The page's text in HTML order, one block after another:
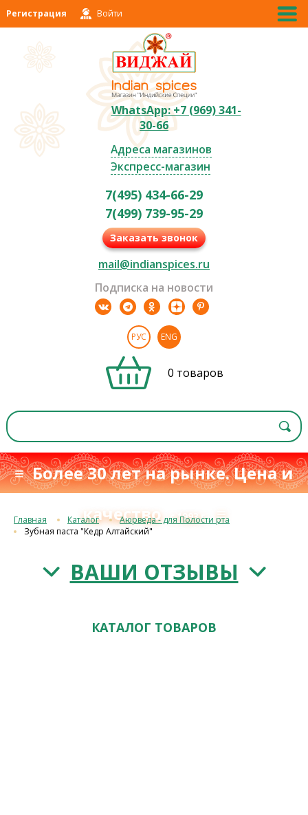
Регистрация Войти
WhatsApp: +7 (969) 341-
30-66
Адреса магазинов
Экспресс-магазин
7(495) 434-66-29
7(499) 739-95-29
Заказать звонок
mail@indianspices.ru
Подписка на новости
РУС ENG
0 товаров
≡ Более 30 лет на рынке. Цена и
качествос 1993 г.≡
Главная Каталог
Аюрведа - для Полости рта
Зубная паста "Кедр Алтайский"
ВАШИ ОТЗЫВЫ
КАТАЛОГ ТОВАРОВ